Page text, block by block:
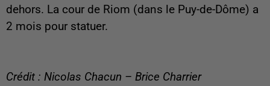
dehors. La cour de Riom (dans le Puy-de-Dôme) a
2 mois pour statuer.
Crédit : Nicolas Chacun – Brice Charrier